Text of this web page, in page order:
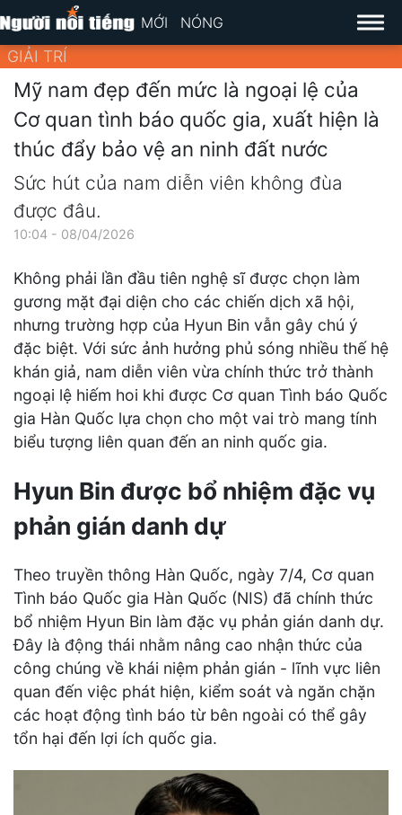
MỚI NÓNG
GIẢI TRÍ
Mỹ nam đẹp đến mức là ngoại lệ của
Cơ quan tình báo quốc gia, xuất hiện là
thúc đẩy bảo vệ an ninh đất nước
Sức hút của nam diễn viên không đùa
được đâu.
10:04 - 08/04/2026
Không phải lần đầu tiên nghệ sĩ được chọn làm
gương mặt đại diện cho các chiến dịch xã hội,
nhưng trường hợp của Hyun Bin vẫn gây chú ý
đặc biệt. Với sức ảnh hưởng phủ sóng nhiều thế hệ
khán giả, nam diễn viên vừa chính thức trở thành
ngoại lệ hiếm hoi khi được Cơ quan Tình báo Quốc
gia Hàn Quốc lựa chọn cho một vai trò mang tính
biểu tượng liên quan đến an ninh quốc gia.
Hyun Bin được bổ nhiệm đặc vụ
phản gián danh dự
Theo truyền thông Hàn Quốc, ngày 7/4, Cơ quan
Tình báo Quốc gia Hàn Quốc (NIS) đã chính thức
bổ nhiệm Hyun Bin làm đặc vụ phản gián danh dự.
Đây là động thái nhằm nâng cao nhận thức của
công chúng về khái niệm phản gián - lĩnh vực liên
quan đến việc phát hiện, kiểm soát và ngăn chặn
các hoạt động tình báo từ bên ngoài có thể gây
tổn hại đến lợi ích quốc gia.